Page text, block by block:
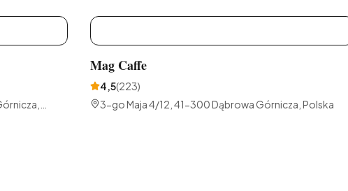
Mag Caffe
4,5(223)
3-go Maja 4/12, 41-300 Dąbrowa Górnicza, Polska